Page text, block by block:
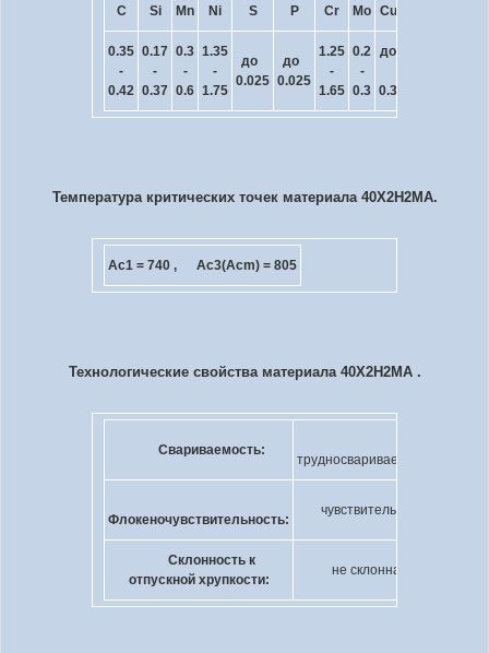
C Si Mn Ni S P Cr Mo Cu
0.35
-
0.42
0.17
-
0.37
0.3
-
0.6
1.35
-
1.75
до
0.025
до
0.025
1.25
-
1.65
0.2
-
0.3
до
0.3
Температура критических точек материала 40Х2Н2МА.
Ac1 = 740 , Ac3(Acm) = 805
Технологические свойства материала 40Х2Н2МА .
Свариваемость:
трудносвариваемая.
Флокеночувствительность:
чувствительна.
Склонность к
отпускной хрупкости:
не склонна.